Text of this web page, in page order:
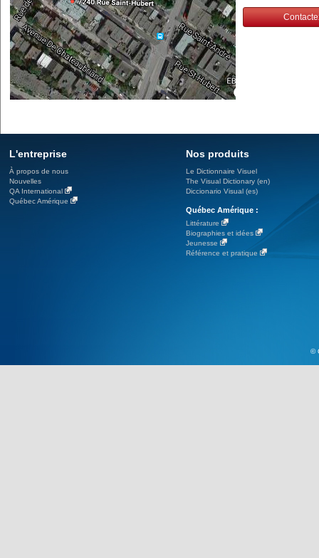
L'entreprise
À propos de nous
Nouvelles
QA International
Québec Amérique
Nos produits
Le Dictionnaire Visuel
The Visual Dictionary (en)
Diccionario Visual (es)
Québec Amérique :
Littérature
Biographies et idées
Jeunesse
Référence et pratique
©